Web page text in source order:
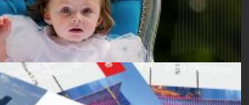
Projekty ulotek